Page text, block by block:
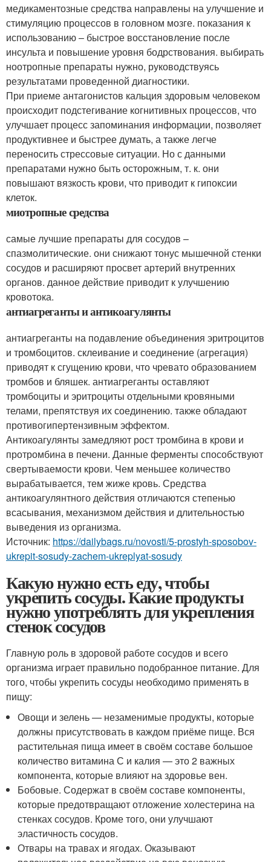
медикаментозные средства направлены на улучшение и
стимуляцию процессов в головном мозге. показания к
использованию – быстрое восстановление после
инсульта и повышение уровня бодрствования. выбирать
ноотропные препараты нужно, руководствуясь
результатами проведенной диагностики.
При приеме антагонистов кальция здоровым человеком
происходит подстегивание когнитивных процессов, что
улучшает процесс запоминания информации, позволяет
продуктивнее и быстрее думать, а также легче
переносить стрессовые ситуации. Но с данными
препаратами нужно быть осторожным, т. к. они
повышают вязкость крови, что приводит к гипоксии
клеток.
миотропные средства
самые лучшие препараты для сосудов –
спазмолитические. они снижают тонус мышечной стенки
сосудов и расширяют просвет артерий внутренних
органов. данное действие приводит к улучшению
кровотока.
антиагреганты и антикоагулянты
антиагреганты на подавление объединения эритроцитов
и тромбоцитов. склеивание и соединение (агрегация)
приводят к сгущению крови, что чревато образованием
тромбов и бляшек. антиагреганты оставляют
тромбоциты и эритроциты отдельными кровяными
телами, препятствуя их соединению. также обладают
противогипертензивным эффектом.
Антикоагулянты замедляют рост тромбина в крови и
протромбина в печени. Данные ферменты способствуют
свертываемости крови. Чем меньшее количество
вырабатывается, тем жиже кровь. Средства
антикоагулянтного действия отличаются степенью
всасывания, механизмом действия и длительностью
выведения из организма.
Источник: https://dailybags.ru/novosti/5-prostyh-sposobov-
ukrepit-sosudy-zachem-ukreplyat-sosudy
Какую нужно есть еду, чтобы
укрепить сосуды. Какие продукты
нужно употреблять для укрепления
стенок сосудов
Главную роль в здоровой работе сосудов и всего
организма играет правильно подобранное питание. Для
того, чтобы укрепить сосуды необходимо применять в
пищу:
Овощи и зелень — незаменимые продукты, которые
должны присутствовать в каждом приёме пище. Вся
растительная пища имеет в своём составе большое
количество витамина С и калия — это 2 важных
компонента, которые влияют на здоровье вен.
Бобовые. Содержат в своём составе компоненты,
которые предотвращают отложение холестерина на
стенках сосудов. Кроме того, они улучшают
эластичность сосудов.
Отвары на травах и ягодах. Оказывают